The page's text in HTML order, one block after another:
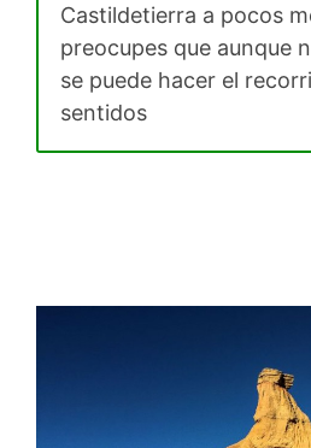
Castildetierra a pocos
preocupes que aunque
se puede hacer el
sentidos